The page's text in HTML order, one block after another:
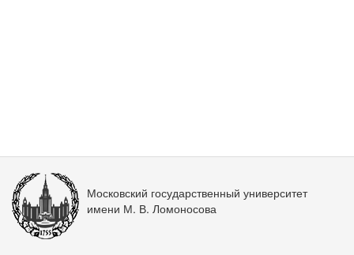
Московский государственный университет
имени М. В. Ломоносова